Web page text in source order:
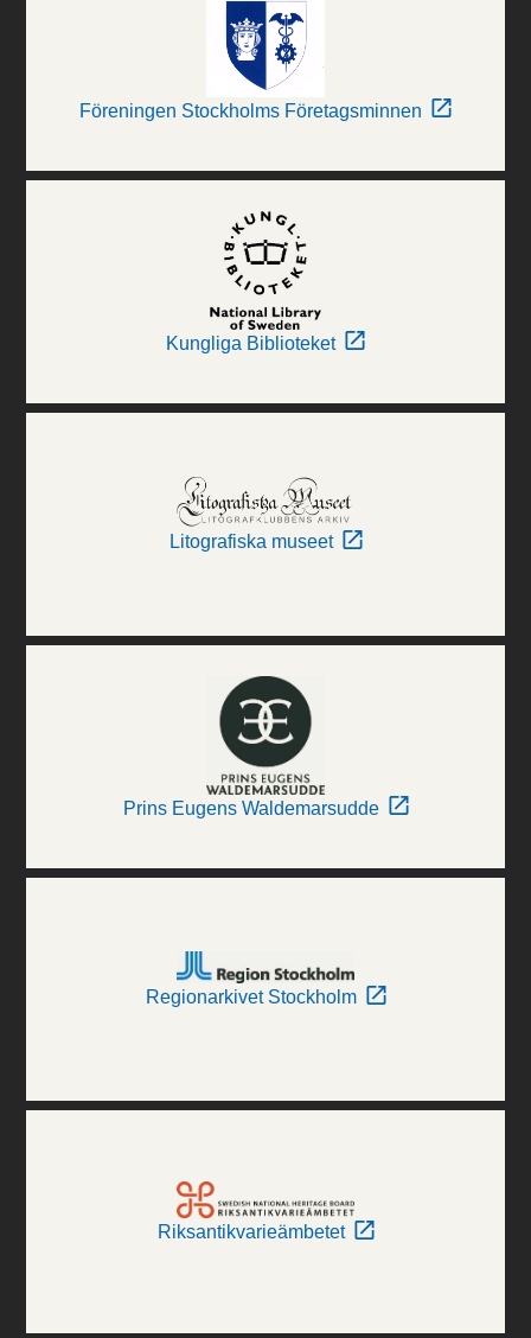
Föreningen Stockholms Företagsminnen
Kungliga Biblioteket
Litografiska museet
Prins Eugens Waldemarsudde
Regionarkivet Stockholm
Riksantikvarieämbetet